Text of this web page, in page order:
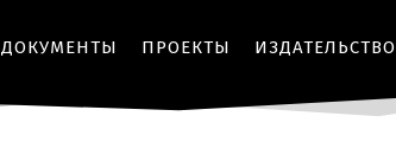
ДОКУМЕНТЫ ПРОЕКТЫ ИЗДАТЕЛЬСТВО